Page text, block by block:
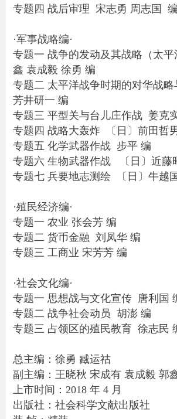
专题四 战后审理 宋志勇 周志国 编
·军事战略编·
专题一 战争的发动及其战略（太
鑫 袁成毅 徐勇 编
专题二 太平洋战争时期的对华战略
芳井研一 编
专题三 平型关与台儿庄作战 姜克
专题四 战略大轰炸 〔日〕前田哲
专题五 化学武器作战 步平 编
专题六 生物武器作战 〔日〕近藤
专题七 兵要地志测绘 〔日〕牛越
·殖民经济编·
专题一 农业 张会芳 编
专题二 货币金融 刘凤华 编
专题三 工商业 宋芳芳 编
·社会文化编·
专题一 思想战与文化宣传 唐利国
专题二 战争社会动员 胡澎 编
专题三 占领区的殖民教育 徐志民
总主编：徐勇 臧运祜
副主编：王晓秋 宋成有 袁成毅 郭
上市时间：2018 年 4 月
出版社：社会科学文献出版社